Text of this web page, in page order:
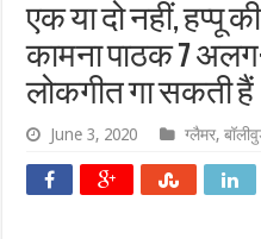
एक या दो नहीं, हप्पू
कामना पाठक 7
लोकगीत गा सकती हैं
June 3, 2020 ग्लैमर,